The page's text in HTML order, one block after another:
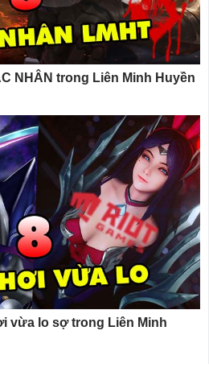
NHÂN trong Liên Minh Huyền
vừa lo sợ trong Liên Minh